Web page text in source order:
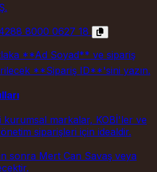
8000 0627 18
**Ad Soyad** ve sipariş
**Sipariş ID**'sini yazın.
kurumsal markalar, KOBİ'ler ve
siparişleri için idealdir.
sonra Mert Can Savaş veya